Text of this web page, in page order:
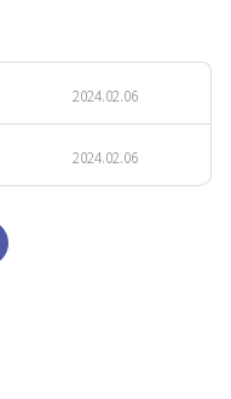
2024.02.06
2024.02.06